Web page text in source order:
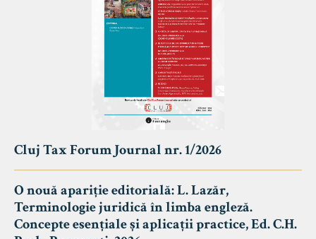
Cluj Tax Forum Journal nr. 1/2026
O nouă apariție editorială: L. Lazăr,
Terminologie juridică în limba engleză.
Concepte esențiale și aplicații practice, Ed. C.H.